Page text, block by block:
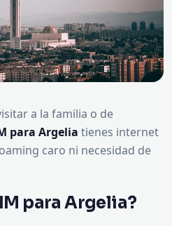
a la familia o de
para Argelia tienes internet
caro ni necesidad de
para Argelia?